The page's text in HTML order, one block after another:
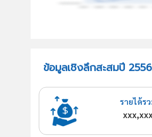
ข้อมูลเชิงลึกสะสมปี
รายได้ร